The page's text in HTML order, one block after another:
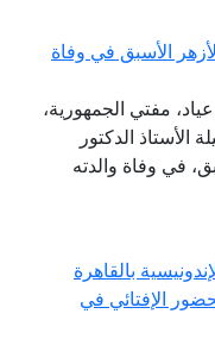
الأسبق في وفاة
مفتي الجمهورية،
الدكتور
في وفاة والدته
بالقاهرة
الإفتائي في